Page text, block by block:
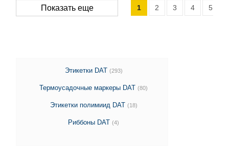
Этикетки DAT (293)
Термоусадочные маркеры DAT (80)
Этикетки полимиид DAT (18)
Риббоны DAT (4)
Показать еще 1 2 3 4 5